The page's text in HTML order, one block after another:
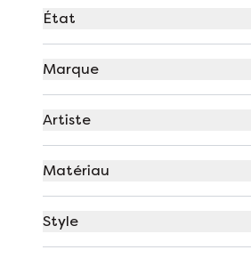
État
Marque
Artiste
Matériau
Style